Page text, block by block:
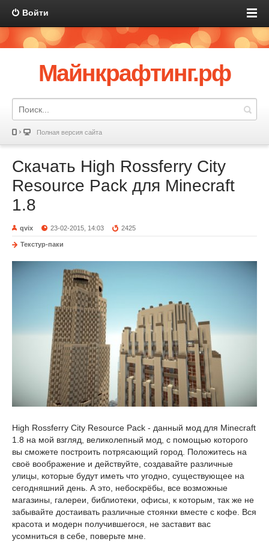
Войти
Майнкрафтинг.рф
Полная версия сайта
Скачать High Rossferry City
Resource Pack для Minecraft
1.8
qvix 23-02-2015, 14:03 2425
Текстур-паки
High Rossferry City Resource Pack - данный мод для Minecraft
1.8 на мой взгляд, великолепный мод, с помощью которого
вы сможете построить потрясающий город. Положитесь на
своё воображение и действуйте, создавайте различные
улицы, которые будут иметь что угодно, существующее на
сегодняшний день. А это, небоскрёбы, все возможные
магазины, галереи, библиотеки, офисы, к которым, так же не
забывайте достаивать различные стоянки вместе с кофе. Вся
красота и модерн получившегося, не заставит вас
усомниться в себе, поверьте мне.